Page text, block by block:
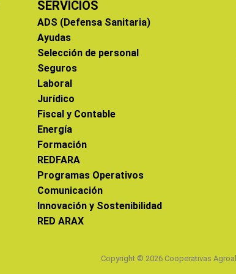
SERVICIOS
ADS (Defensa Sanitaria)
Ayudas
Selección de personal
Seguros
Laboral
Jurídico
Fiscal y Contable
Energía
Formación
REDFARA
Programas Operativos
Comunicación
Innovación y Sostenibilidad
RED ARAX
Copyright © 2026 Cooperativas